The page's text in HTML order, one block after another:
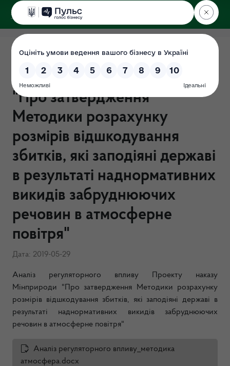
ДЕРЖЕКОІНСПЕКЦІЯ
Аналіз регуляторного впливу
Проекту наказу Мінприроди
"Про затвердження
Методики розрахунку
розмірів відшкодування
збитків, які заподіяні державі
в результаті наднормативних
викидів забруднюючих
речовин в атмосферне
повітря"
Дата: 2019-05-29
Аналіз регуляторного впливу Проекту наказу
Мінприроди "Про затвердження Методики розрахунку
розмірів відшкодування збитків, які заподіяні державі в
результаті наднормативних викидів забруднюючих
речовин в атмосферне повітря"
Аналіз регуляторного впливу_методика
атмосфера.docx